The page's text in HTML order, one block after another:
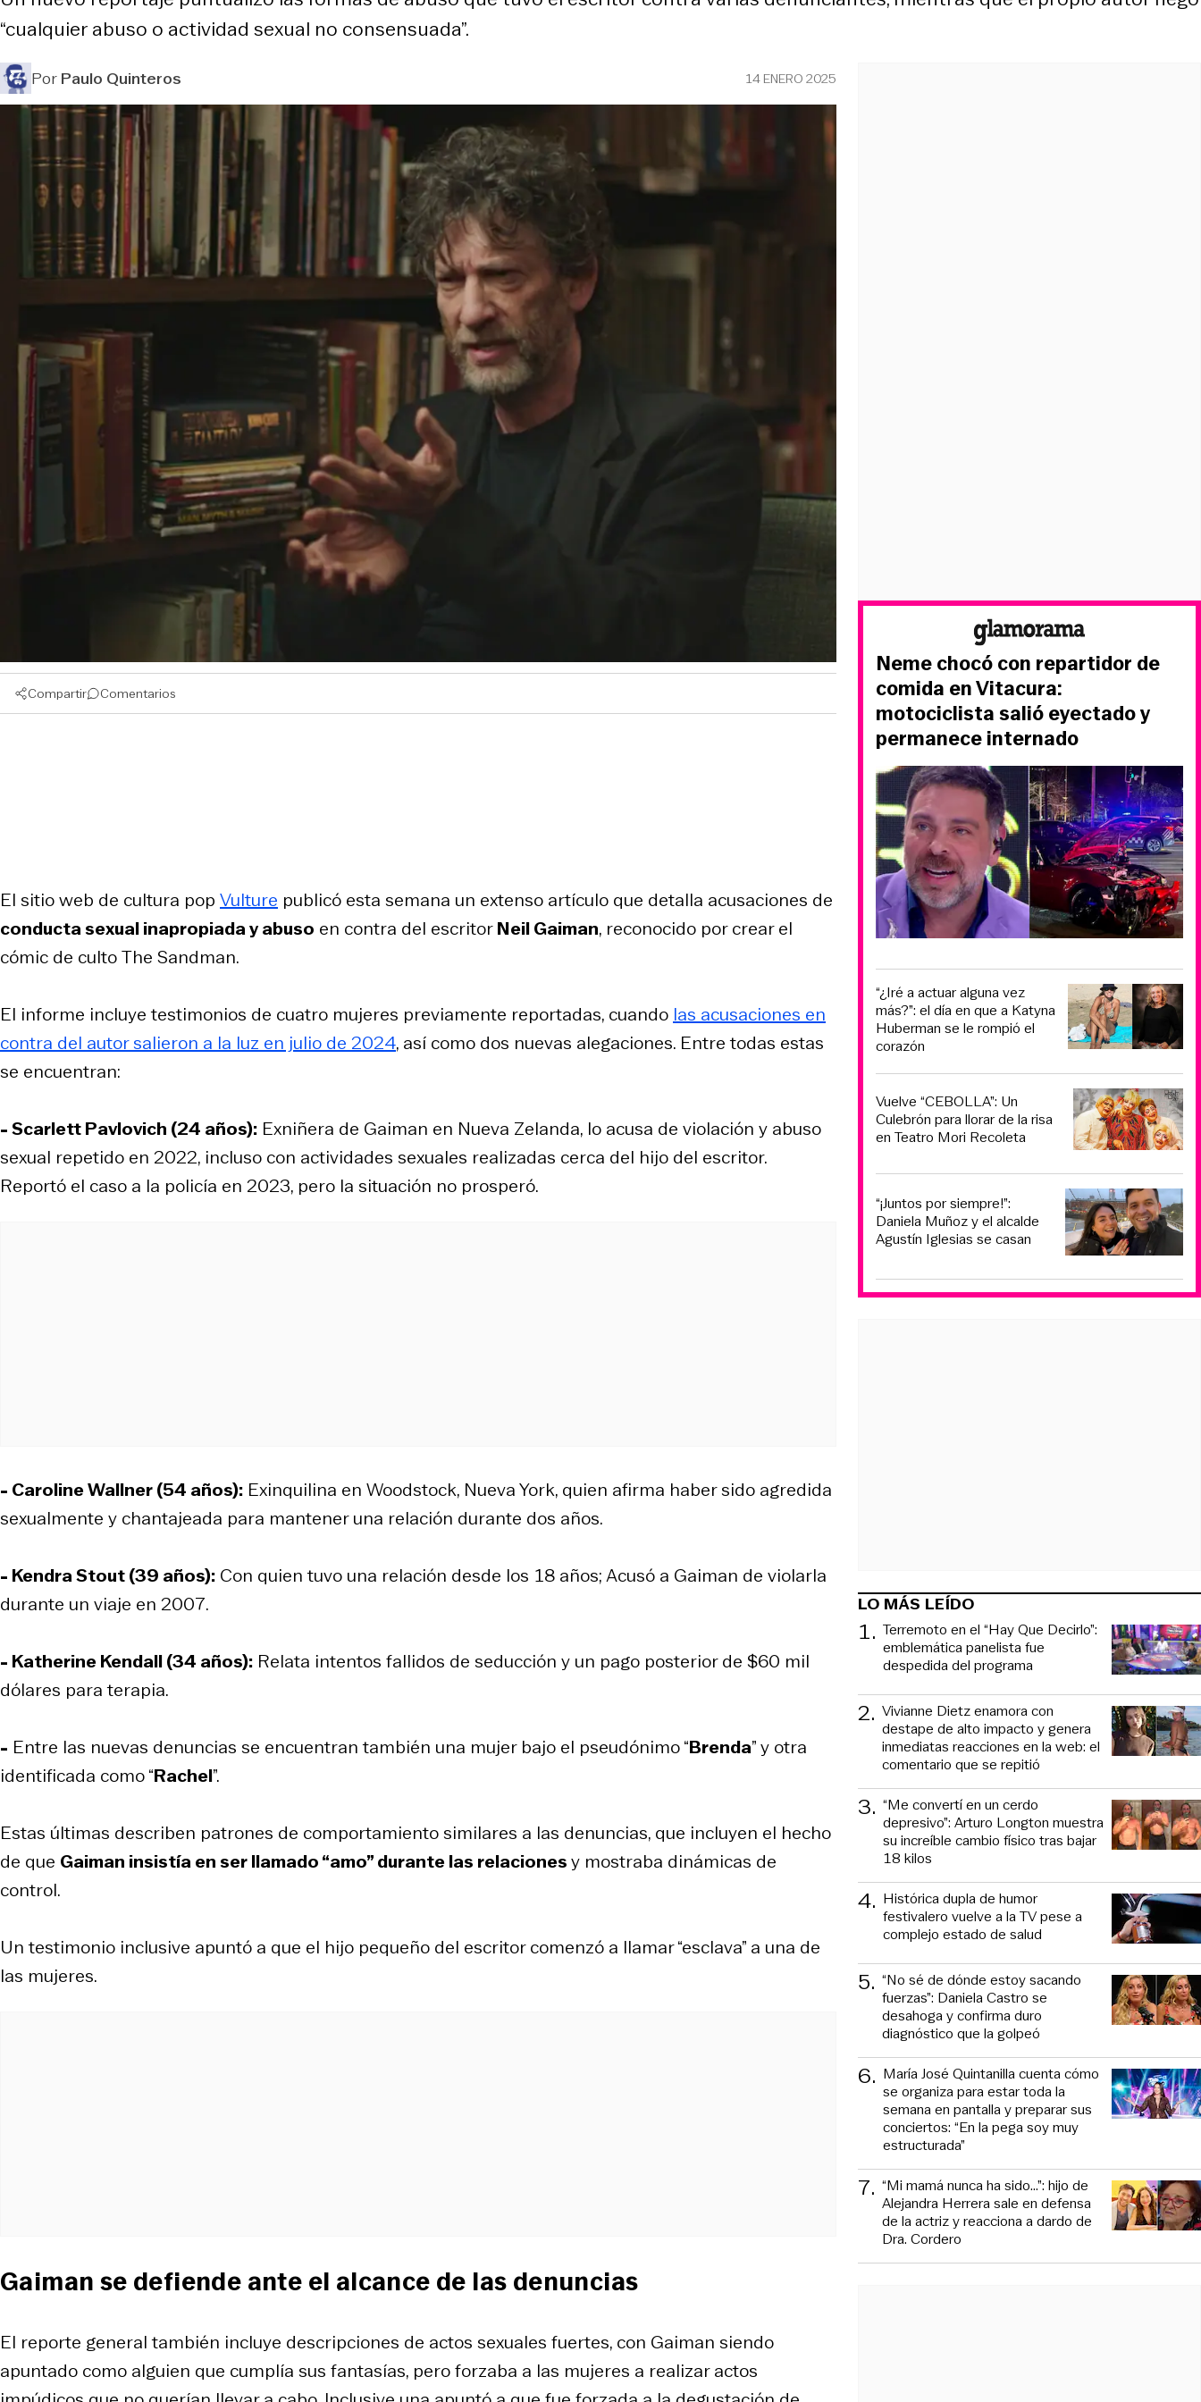
“cualquier abuso o actividad sexual no consensuada”.
PorPaulo Quinteros 14 ENERO 2025
Compartir Comentarios
El sitio web de cultura pop Vulture publicó esta semana un extenso artículo que detalla acusaciones de
conducta sexual inapropiada y abuso en contra del escritorNeil Gaiman, reconocido por crear el
cómic de cultoThe Sandman.
El informe incluye testimonios de cuatro mujeres previamente reportadas, cuando las acusaciones en
contra del autor salieron a la luz en julio de 2024, así como dos nuevas alegaciones. Entre todas estas
se encuentran:
- Scarlett Pavlovich (24 años): Exniñera de Gaiman en Nueva Zelanda, lo acusa de violación y abuso
sexual repetido en 2022, incluso con actividades sexuales realizadas cerca del hijo del escritor.
Reportó el caso a la policía en 2023, pero la situación no prosperó.
- Caroline Wallner (54 años): Exinquilina en Woodstock, Nueva York, quien afirma haber sido agredida
sexualmente y chantajeada para mantener una relación durante dos años.
- Kendra Stout (39 años): Con quien tuvo una relación desde los 18 años; Acusó a Gaiman de violarla
durante un viaje en 2007.
- Katherine Kendall (34 años): Relata intentos fallidos de seducción y un pago posterior de $60 mil
dólares para terapia.
- Entre las nuevas denuncias se encuentran también una mujer bajo el pseudónimo “Brenda” y otra
identificada como “Rachel”.
Estas últimas describen patrones de comportamiento similares a las denuncias, que incluyen el hecho
de que Gaiman insistía en ser llamado “amo” durante las relacionesy mostraba dinámicas de
control.
Un testimonio inclusive apuntó a que el hijo pequeño del escritor comenzó a llamar “esclava” a una de
las mujeres.
Gaiman se defiende ante el alcance de las denuncias
El reporte general también incluye descripciones de actos sexuales fuertes, con Gaiman siendo
apuntado como alguien que cumplía sus fantasías, pero forzaba a las mujeres a realizar actos
Neme chocó con repartidor de
comida en Vitacura:
motociclista salió eyectado y
permanece internado
“¿Iré a actuar alguna vez
más?”: el día en que a Katyna
Huberman se le rompió el
corazón
Vuelve “CEBOLLA”: Un
Culebrón para llorar de la risa
en Teatro Mori Recoleta
“¡Juntos por siempre!”:
Daniela Muñoz y el alcalde
Agustín Iglesias se casan
LO MÁS LEÍDO
1. Terremoto en el “Hay Que Decirlo”:
emblemática panelista fue
despedida del programa
2. Vivianne Dietz enamora con
destape de alto impacto y genera
inmediatas reacciones en la web: el
comentario que se repitió
3. “Me convertí en un cerdo
depresivo”: Arturo Longton muestra
su increíble cambio físico tras bajar
18 kilos
4. Histórica dupla de humor
festivalero vuelve a la TV pese a
complejo estado de salud
5. “No sé de dónde estoy sacando
fuerzas”: Daniela Castro se
desahoga y confirma duro
diagnóstico que la golpeó
6. María José Quintanilla cuenta cómo
se organiza para estar toda la
semana en pantalla y preparar sus
conciertos: “En la pega soy muy
estructurada”
7. “Mi mamá nunca ha sido...”: hijo de
Alejandra Herrera sale en defensa
de la actriz y reacciona a dardo de
Dra. Cordero